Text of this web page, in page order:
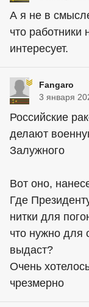
А я не в
что
интересует.
Fangaro
3 января
Российские
делают
Залужного
Вот оно,
Где
нитки для
что нужно для
выдаст?
Очень
чрезмерно